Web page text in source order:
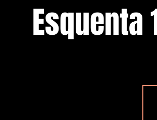
Esquenta